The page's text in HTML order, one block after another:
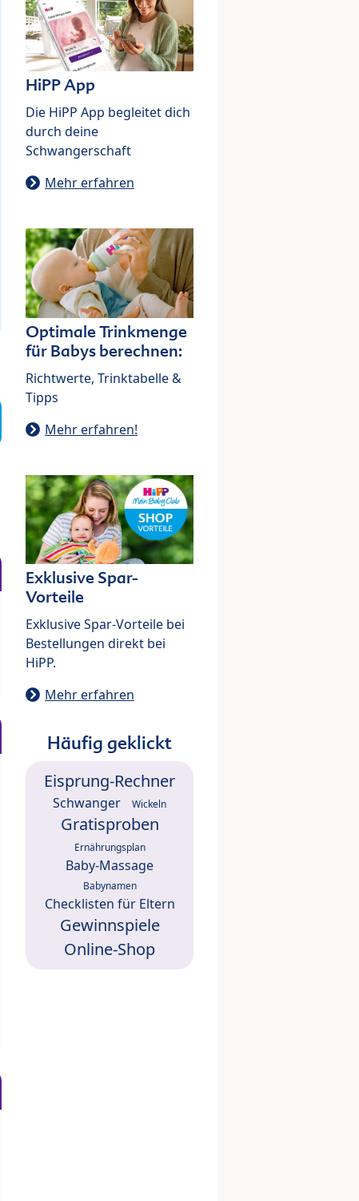
HiPP App
Die HiPP App begleitet dich
durch deine
Schwangerschaft
Mehr erfahren
Optimale Trinkmenge
für Babys berechnen:
Richtwerte, Trinktabelle &
Tipps
Mehr erfahren!
Exklusive Spar-
Vorteile
Exklusive Spar-Vorteile bei
Bestellungen direkt bei
HiPP.
Mehr erfahren
Häufig geklickt
Eisprung-Rechner
Schwanger Wickeln
Gratisproben
Ernährungsplan
Baby-Massage
Babynamen
Checklisten für Eltern
Gewinnspiele
Online-Shop